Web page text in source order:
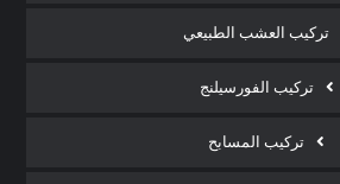
تركيب العشب الطبيعي
تركيب الفورسيلنج
تركيب المسابح